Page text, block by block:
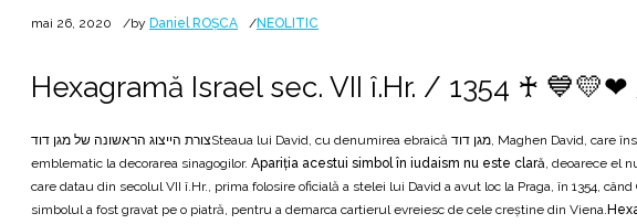
mai 26, 2020 by Daniel ROȘCA NEOLITIC
Hexagramă Israel sec. VII î.Hr. / 1354 ♰ 💙💛❤
צורת הייצוג הראשונה של מגן דודSteaua lui David, cu denumirea ebraică מגן דוד, Maghen David, care înseamnă “Scutul lui David”, este o hexagramă alcătuită din două triunghiuri echilaterale, folosită ca simbol al evreilor și ca element
emblematic la decorarea sinagogilor. Apariția acestui simbol în iudaism nu este clară, deoarece el
care datau din secolul VII î.Hr., prima folosire oficială a stelei lui David a avut loc la Praga, în 1354,
simbolul a fost gravat pe o piatră, pentru a demarca cartierul evreiesc de cele creștine din Viena.